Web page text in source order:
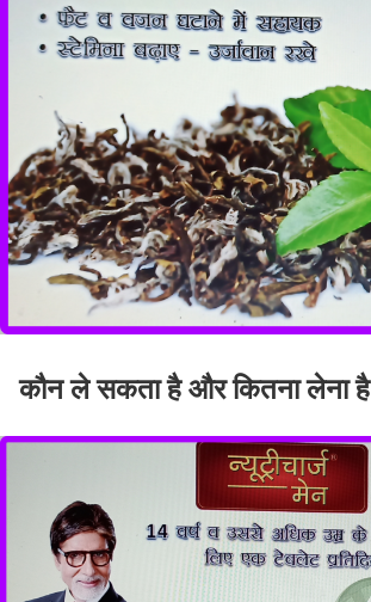
कौन ले सकता है और कितना लेना है